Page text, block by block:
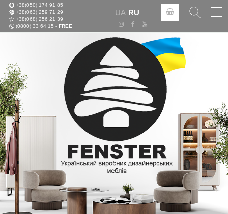
+38(050) 174 91 85
+38(063) 259 71 29
+38(068) 256 21 39
(0800) 33 64 15 - FREE
UA RU